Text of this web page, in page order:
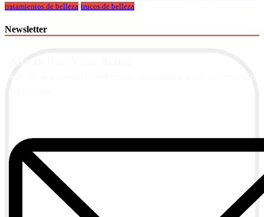
tratamientos de belleza trucos de belleza
Newsletter